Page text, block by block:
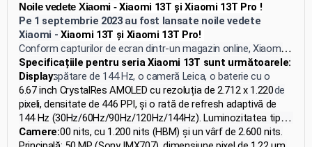
Noile vedete Xiaomi -Xiaomi 13T și Xiaomi 13T Pro !
Pe 1 septembrie 2023 au fost lansate noile vedete
Xiaomi -Xiaomi 13T și Xiaomi 13T Pro!
Conform capturilor de ecran dintr-un magazin online, Xiaomi
13T se bucură de un ecran AMOLED cu o rată de
reîmprospătare de 144 Hz, o cameră Leica, o baterie cu o
capacitate de 5000 mAh și suport pentru încărcare rapidă de
67W. Xiaomi 13T Pro oferă, de asemenea, suport pentru
încărcare rapidă de 120W. Ambele smartphone-uri rulează pe
platforma MIUI 14 și sunt livrate cu încărcătoare incluse.
Specificațiile pentru seria Xiaomi 13T sunt următoarele:
Display:
6.67 inch CrystalRes AMOLED cu rezoluția de 2.712 x 1.220
pixeli, densitate de 446 PPI, și o rată de refresh adaptivă de
144 Hz (30Hz/60Hz/90Hz/120Hz/144Hz). Luminozitatea tipică
este de 500 nits, cu 1.200 nits (HBM) și un vârf de 2.600 nits.
Camere: